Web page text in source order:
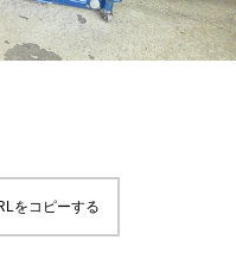
をコピーする